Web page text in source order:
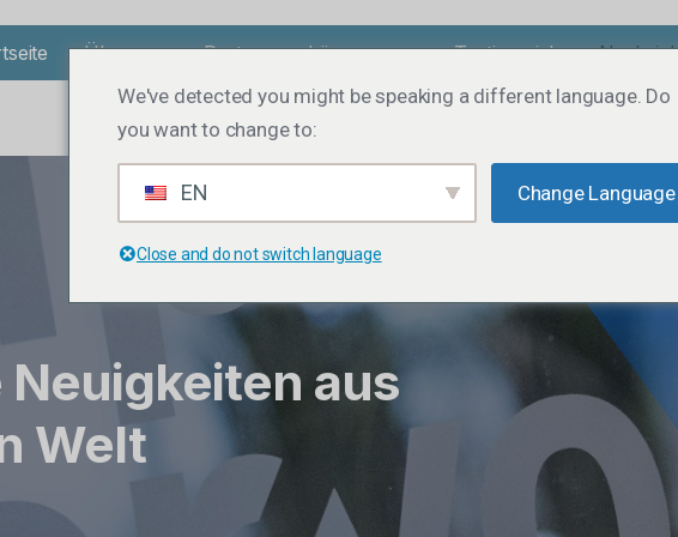
Über uns Partner Lösungen Testimonials
aus
Welt
We've detected you might be speaking a different language. Do
you want to change to:
EN Change Language
Close and do not switch language